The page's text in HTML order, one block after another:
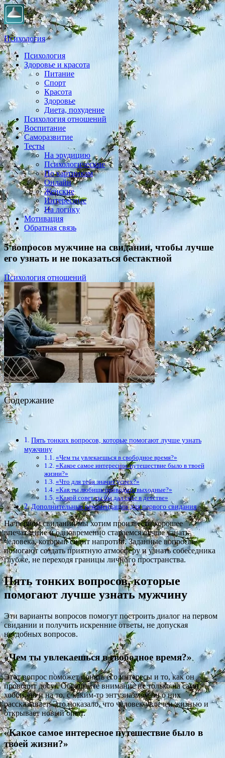
Психология
Практическая психология, личностный рост, экология,
здоровье, воспитание,
Психология
Здоровье и красота
Питание
Спорт
Красота
Здоровье
Диета, похудение
Психология отношений
Воспитание
Саморазвитие
Тесты
На эрудицию
Психологические
По картинкам
Онлайн
Женские
Интересные
На логику
Мотивация
Обратная связь
5 вопросов мужчине на свидании, чтобы лучше
его узнать и не показаться бестактной
Психология отношений
Содержание
Пять тонких вопросов, которые помогают лучше узнать
мужчину
«Чем ты увлекаешься в свободное время?»
«Какое самое интересное путешествие было в твоей
жизни?»
«Что для тебя значит успех?»
«Как ты любишь проводить выходные?»
«Какой совет ты бы дал себе в детстве»
Дополнительные рекомендации для первого свидания
На первом свидании мы хотим произвести хорошее
впечатление и одновременно стараемся лучше узнать
человека, который сидит напротив. Заданные вопросы
помогают создать приятную атмосферу и узнать собеседника
глубже, не переходя границы личного пространства.
Пять тонких вопросов, которые
помогают лучше узнать мужчину
Эти варианты вопросов помогут построить диалог на первом
свидании и получить искренние ответы, не допуская
неудобных вопросов.
«Чем ты увлекаешься в свободное время?»
Этот вопрос поможет понять его интересы и то, как он
проводит досуг. Обращайте внимание не только на сами
хобби, но и на то, с каким-то энтузиазмом он о них
рассказывает. Это показало, что человек увлечен жизнью и
открывает новый опыт.
«Какое самое интересное путешествие было в
твоей жизни?»